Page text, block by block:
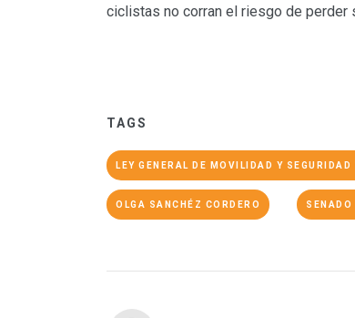
ciclistas no corran el riesgo de perder
TAGS
LEY GENERAL DE MOVILIDAD Y SEGURIDAD
OLGA SANCHÉZ CORDERO